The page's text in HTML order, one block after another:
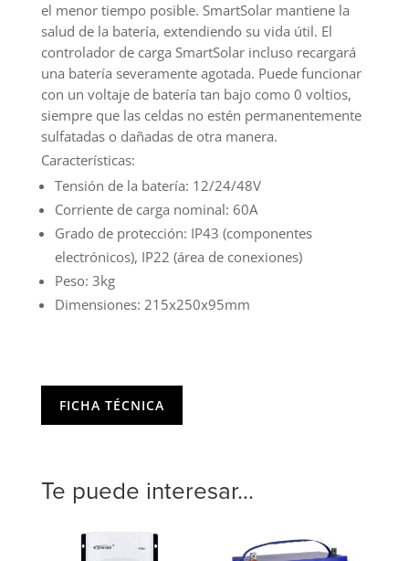
el menor tiempo posible. SmartSolar mantiene la
salud de la batería, extendiendo su vida útil. El
controlador de carga SmartSolar incluso recargará
una batería severamente agotada. Puede funcionar
con un voltaje de batería tan bajo como 0 voltios,
siempre que las celdas no estén permanentemente
sulfatadas o dañadas de otra manera.
Características:
Tensión de la batería: 12/24/48V
Corriente de carga nominal: 60A
Grado de protección: IP43 (componentes
electrónicos), IP22 (área de conexiones)
Peso: 3kg
Dimensiones: 215x250x95mm
FICHA TÉCNICA
Te puede interesar...